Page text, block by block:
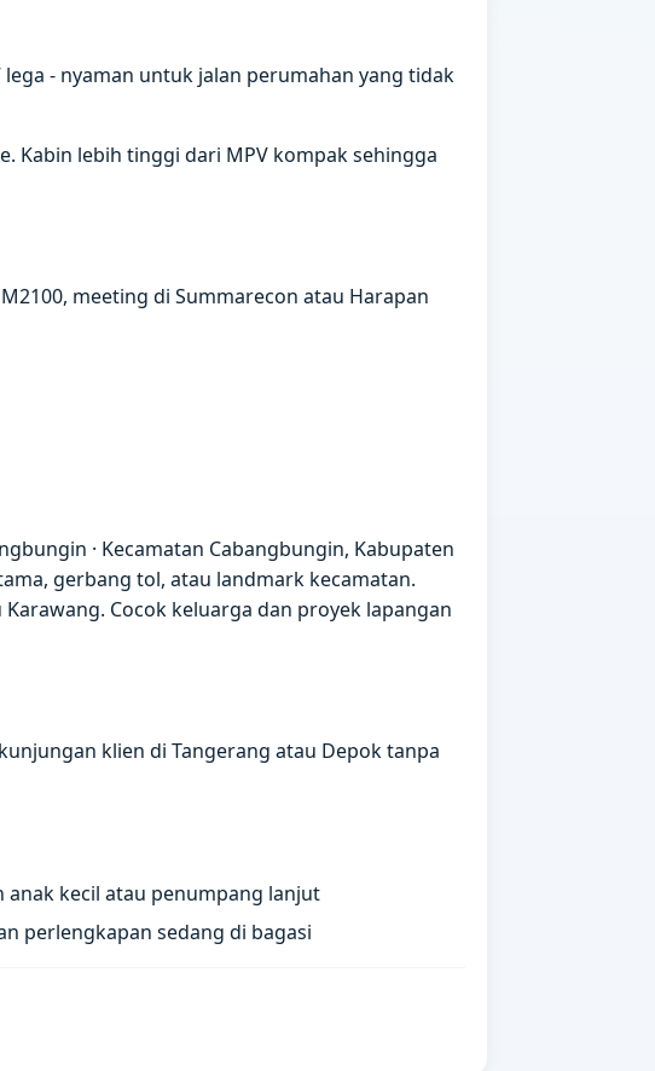
- nyaman untuk jalan perumahan yang tidak
Kabin lebih tinggi dari MPV kompak sehingga
meeting di Summarecon atau Harapan
· Kecamatan Cabangbungin, Kabupaten
gerbang tol, atau landmark kecamatan.
Cocok keluarga dan proyek lapangan
klien di Tangerang atau Depok tanpa
anak kecil atau penumpang lanjut
perlengkapan sedang di bagasi